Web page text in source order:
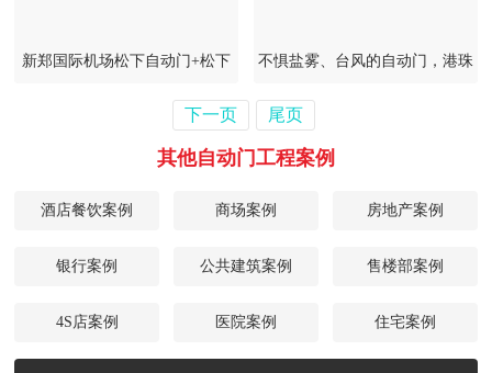
新郑国际机场松下自动门+松下 不惧盐雾、台风的自动门，港珠
澳大桥松下自动门案例
下一页 尾页
其他自动门工程案例
酒店餐饮案例 商场案例 房地产案例
银行案例 公共建筑案例 售楼部案例
4S店案例 医院案例 住宅案例